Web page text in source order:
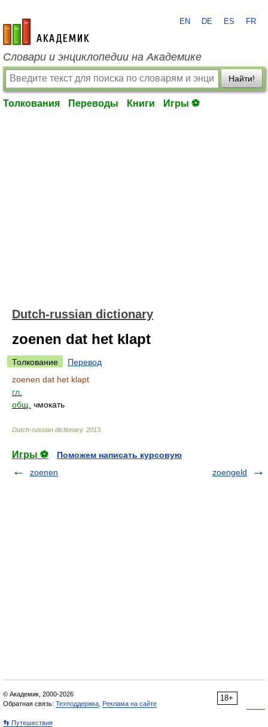
academic.ru
EN DE ES FR
Словари и энциклопедии на Академике
Найти!
Толкования Переводы Книги Игры ⚽
Dutch-russian dictionary
zoenen dat het klapt
Толкование
Перевод
zoenen dat het klapt
гл.
общ. чмокать
Dutch-russian dictionary. 2013
Игры ⚽
Поможем написать курсовую
zoenen
zoengeld
18+
© Академик, 2000-2026
Обратная связь: Техподдержка Реклама на сайте
👣 Путешествия